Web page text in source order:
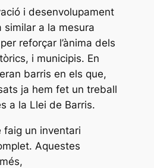
i desenvolupament
similar a la mesura
reforçar l’ànima dels
i municipis. En
barris en els que,
ja hem fet un treball
a la Llei de Barris.
faig un inventari
Aquestes